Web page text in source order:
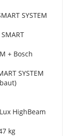
SYSTEM
+ Bosch
SYSTEM
HighBeam
kg